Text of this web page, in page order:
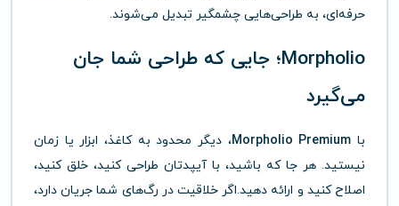
حرفه‌ای، به طراحی‌هایی چشمگیر تبدیل می‌شوند.
Morpholio؛ جایی که طراحی شما جان
می‌گیرد
با Morpholio Premium، دیگر محدود به کاغذ، ابزار یا زمان
نیستید. هر جا که باشید، با آیپدتان طراحی کنید، خلق کنید،
اصلاح کنید و ارائه دهید.اگر خلاقیت در رگ‌های شما جریان دارد،